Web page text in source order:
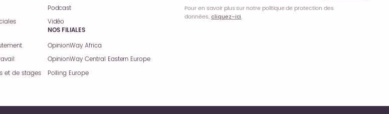
Podcast
Vidéo
et de stages
NOS FILIALES
OpinionWay Africa
OpinionWay Central Eastern Europe
Polling Europe
Pour en savoir plus sur notre politique de protection des
données,cliquez-ici.